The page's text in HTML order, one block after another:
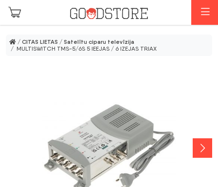
Skip to main content
/ CITAS LIETAS / Satelītu ciparu televīzija
/ MULTISWITCH TMS-5/6S 5 IEEJAS / 6 IZEJAS TRIAX